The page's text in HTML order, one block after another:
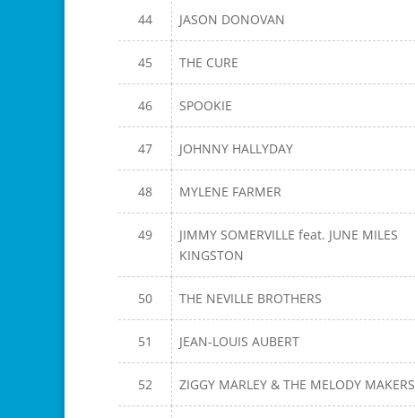
44 JASON DONOVAN
45 THE CURE
46 SPOOKIE
47 JOHNNY HALLYDAY
48 MYLENE FARMER
49
JIMMY SOMERVILLE feat. JUNE MILES
KINGSTON
50 THE NEVILLE BROTHERS
51 JEAN-LOUIS AUBERT
52 ZIGGY MARLEY & THE MELODY MAKERS